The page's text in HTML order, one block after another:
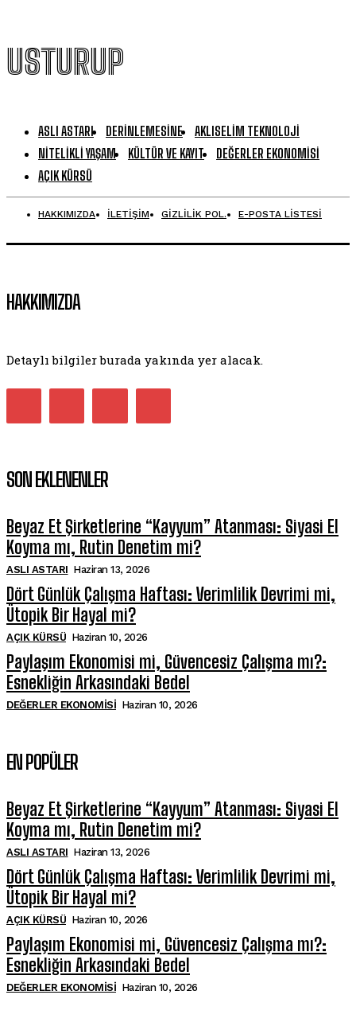
USTURUP
ASLI ASTARI DERINLEMESINE
AKLISELIM TEKNOLOJI
NITELIKLI YAŞAM
KÜLTÜR VE KAYIT
DEĞERLER EKONOMISI
AÇIK KÜRSÜ
HAKKIMIZDA İLETİŞİM GİZLİLİK POL. E-POSTA LİSTESİ
HAKKIMIZDA
Detaylı bilgiler burada yakında yer alacak.
SON EKLENENLER
Beyaz Et Şirketlerine “Kayyum” Atanması: Siyasi El
Koyma mı, Rutin Denetim mi?
ASLI ASTARI Haziran 13, 2026
Dört Günlük Çalışma Haftası: Verimlilik Devrimi mi,
Ütopik Bir Hayal mi?
AÇIK KÜRSÜ Haziran 10, 2026
Paylaşım Ekonomisi mi, Güvencesiz Çalışma mı?:
Esnekliğin Arkasındaki Bedel
DEĞERLER EKONOMISI Haziran 10, 2026
EN POPÜLER
Beyaz Et Şirketlerine “Kayyum” Atanması: Siyasi El
Koyma mı, Rutin Denetim mi?
ASLI ASTARI Haziran 13, 2026
Dört Günlük Çalışma Haftası: Verimlilik Devrimi mi,
Ütopik Bir Hayal mi?
AÇIK KÜRSÜ Haziran 10, 2026
Paylaşım Ekonomisi mi, Güvencesiz Çalışma mı?:
Esnekliğin Arkasındaki Bedel
DEĞERLER EKONOMISI Haziran 10, 2026